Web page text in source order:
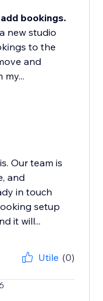
bookings.
new studio
to the
and
Our team is
and
in touch
setup
it will...
Utile (0)